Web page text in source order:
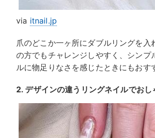
via itnail.jp
爪のどこか一ヶ所にダブルリングを
の方でもチャレンジしやすく、シン
ルに物足りなさを感じたときにもお
2. デザインの違うリングネイルでおし